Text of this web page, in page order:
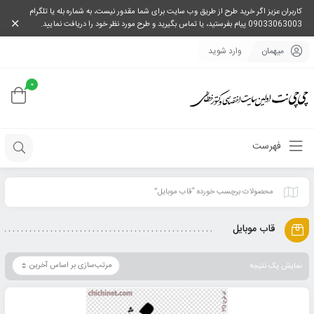
کاربران عزیز اگر خرید طرح از طریق وب سایت برای شما مقدور نیست، به شماره بله یا تلگرام
09033063003 پیام بفرستید، یا تماس بگیرید و طرح مورد نظر خود را دریافت نمایید.
میهمان وارد شوید
0
فهرست
محصولات برچسب خورده “قاب موبایل”
قاب موبایل
نمایش یک نتیجه